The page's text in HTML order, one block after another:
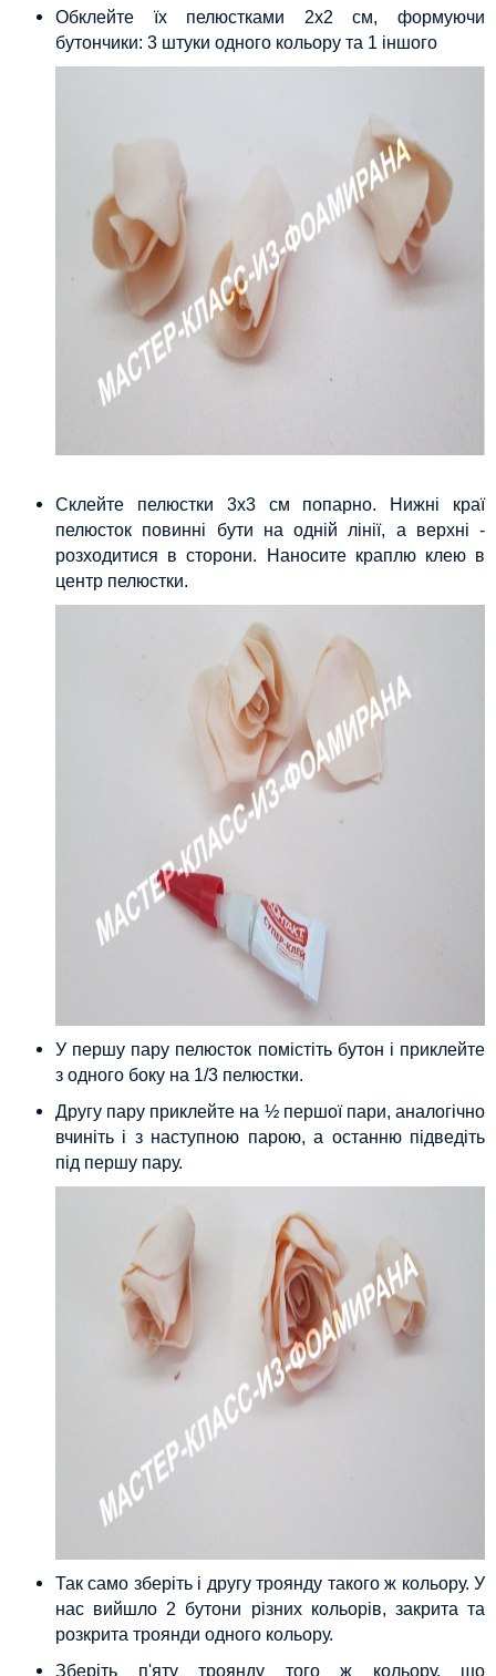
Обклейте їх пелюстками 2х2 см, формуючи
бутончики: 3 штуки одного кольору та 1 іншого
Склейте пелюстки 3х3 см попарно. Нижні краї
пелюсток повинні бути на одній лінії, а верхні -
розходитися в сторони. Наносите краплю клею в
центр пелюстки.
У першу пару пелюсток помістіть бутон і приклейте
з одного боку на 1/3 пелюстки.
Другу пару приклейте на ½ першої пари, аналогічно
вчиніть і з наступною парою, а останню підведіть
під першу пару.
Так само зберіть і другу троянду такого ж кольору. У
нас вийшло 2 бутони різних кольорів, закрита та
розкрита троянди одного кольору.
Зберіть п'яту троянду того ж кольору, що